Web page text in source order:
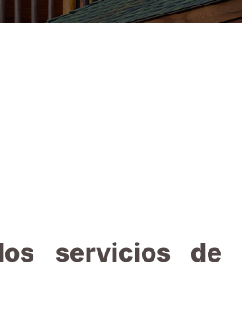
servicios de